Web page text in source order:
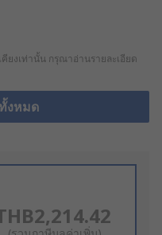
ยงเท่านั้น กรุณาอ่านรายละเอียด
งหมด